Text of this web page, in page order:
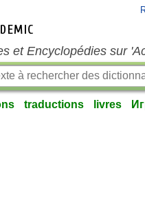
et Encyclopédies sur
traductions livres